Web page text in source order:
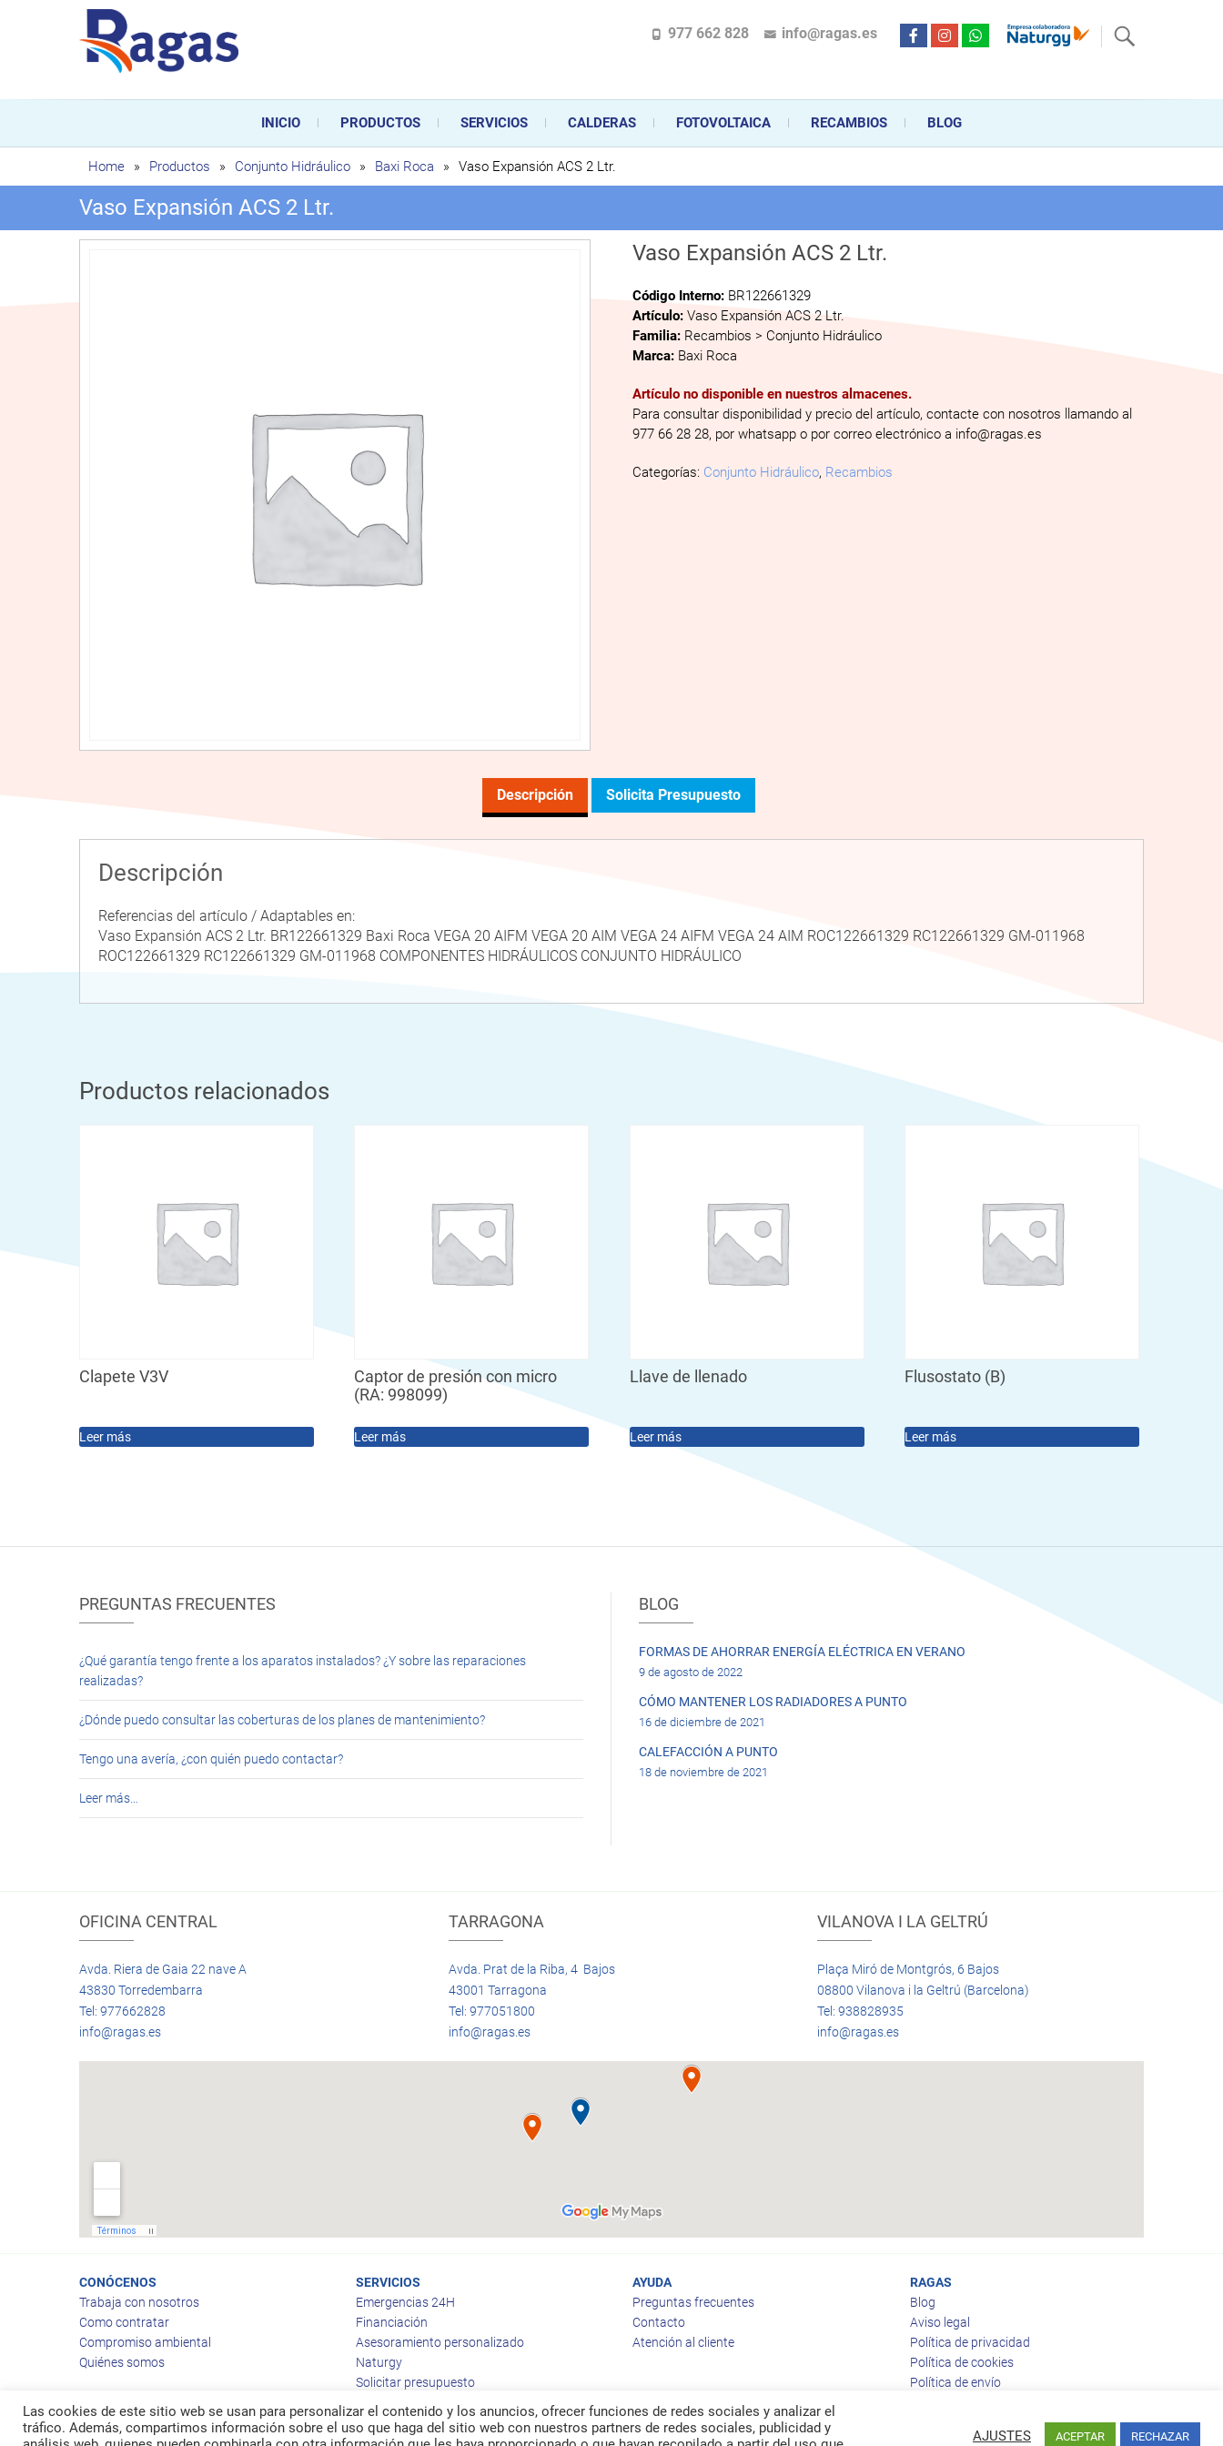
Ragas
Ragas S.L es una empresa especializada en la instalación, comercialización y mantenimiento de gas y electricidad desde hace más de 20 años . Acompañamos al cliente
durante toda la vida útil de sus aparatos de gas, climatización o electrodomésticos, desde el asesoramiento personalizado en la venta, montaje y reparación, hasta la
977 662 828 info@ragas.es
INICIO PRODUCTOS SERVICIOS CALDERAS FOTOVOLTAICA RECAMBIOS BLOG
Home » Productos » Conjunto Hidráulico » Baxi Roca » Vaso Expansión ACS 2 Ltr.
Vaso Expansión ACS 2 Ltr.
Vaso Expansión ACS 2 Ltr.
Código Interno: BR122661329
Artículo:Vaso Expansión ACS 2 Ltr.
Familia: Recambios > Conjunto Hidráulico
Marca: Baxi Roca
Artículo no disponible en nuestros almacenes.
Para consultar disponibilidad y precio del artículo, contacte con nosotros llamando al
977 66 28 28, por whatsapp o por correo electrónico a info@ragas.es
Categorías: Conjunto Hidráulico, Recambios
Descripción Solicita Presupuesto
Descripción
Referencias del artículo / Adaptables en:
Vaso Expansión ACS 2 Ltr. BR122661329 Baxi Roca VEGA 20 AIFM VEGA 20 AIM VEGA 24 AIFM VEGA 24 AIM ROC122661329 RC122661329 GM-011968
ROC122661329 RC122661329 GM-011968 COMPONENTES HIDRÁULICOS CONJUNTO HIDRÁULICO
Productos relacionados
Clapete V3V
Leer más
Captor de presión con micro
(RA: 998099)
Leer más
Llave de llenado
Leer más
Flusostato (B)
Leer más
PREGUNTAS FRECUENTES
¿Qué garantía tengo frente a los aparatos instalados? ¿Y sobre las reparaciones
realizadas?
¿Dónde puedo consultar las coberturas de los planes de mantenimiento?
Tengo una avería, ¿con quién puedo contactar?
Leer más…
BLOG
FORMAS DE AHORRAR ENERGÍA ELÉCTRICA EN VERANO
9 de agosto de 2022
CÓMO MANTENER LOS RADIADORES A PUNTO
16 de diciembre de 2021
CALEFACCIÓN A PUNTO
18 de noviembre de 2021
OFICINA CENTRAL
Avda. Riera de Gaia 22 nave A
43830 Torredembarra
Tel: 977662828
info@ragas.es
TARRAGONA
Avda. Prat de la Riba, 4 Bajos
43001 Tarragona
Tel: 977051800
info@ragas.es
VILANOVA I LA GELTRÚ
Plaça Miró de Montgrós, 6 Bajos
08800 Vilanova i la Geltrú (Barcelona)
Tel: 938828935
info@ragas.es
CONÓCENOS
Trabaja con nosotros
Como contratar
Compromiso ambiental
Quiénes somos
SERVICIOS
Emergencias 24H
Financiación
Asesoramiento personalizado
Naturgy
Solicitar presupuesto
AYUDA
Preguntas frecuentes
Contacto
Atención al cliente
RAGAS
Blog
Aviso legal
Política de privacidad
Política de cookies
Política de envío
Las cookies de este sitio web se usan para personalizar el contenido y los anuncios, ofrecer funciones de redes sociales y analizar el
tráfico. Además, compartimos información sobre el uso que haga del sitio web con nuestros partners de redes sociales, publicidad y
AJUSTES ACEPTAR RECHAZAR